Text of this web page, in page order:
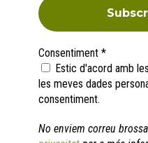
Consentiment *
Estic d'acord amb
les meves dades
consentiment.
No enviem correu